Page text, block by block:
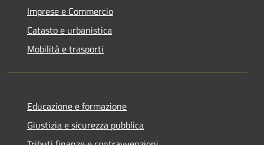
Imprese e Commercio
Catasto e urbanistica
Mobilità e trasporti
Educazione e formazione
Giustizia e sicurezza pubblica